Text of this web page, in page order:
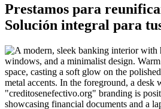
Prestamos para
Solución integral para